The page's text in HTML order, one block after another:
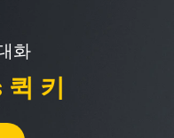
화
퀵 키